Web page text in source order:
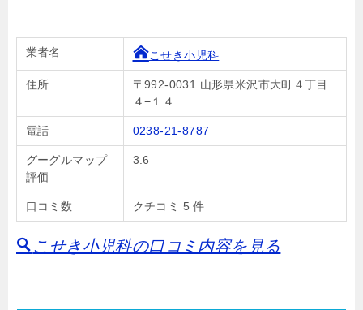
業者名 こせき小児科
住所
〒992-0031 山形県米沢市大町４丁目
４−１４
電話 0238-21-8787
グーグルマップ
評価
3.6
口コミ数 クチコミ 5 件
こせき小児科の口コミ内容を見る